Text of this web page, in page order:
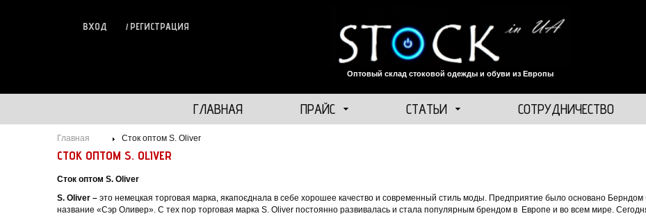
Оптовый склад стоковой одежды и обуви из Европы
ВХОД РЕГИСТРАЦИЯ
ГЛАВНАЯ ПРАЙС СТАТЬИ СОТРУДНИЧЕСТВО
Главная Сток оптом S. Oliver
СТОК ОПТОМ S. OLIVER
Сток оптом S. Oliver
S. Oliver – это немецкая торговая марка, якапоєднала в себе хорошее качество и современный стиль моды. Предприятие было основано
название «Сэр Оливер». С тех пор торговая марка S. Oliver постоянно развивалась и стала популярным брендом в Европе и во всем мире.